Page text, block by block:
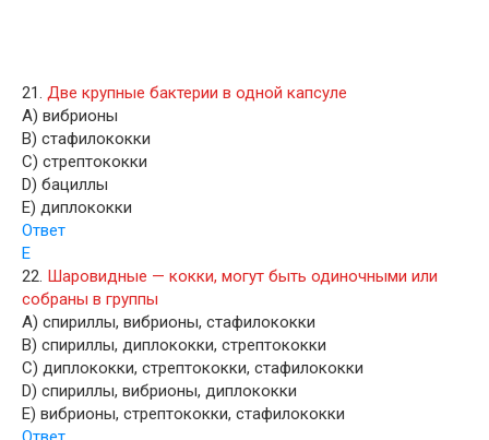
21. Две крупные бактерии в одной капсуле
A) вибрионы
B) стафилококки
C) стрептококки
D) бациллы
E) диплококки
Ответ
E
22. Шаровидные — кокки, могут быть одиночными или
собраны в группы
A) спириллы, вибрионы, стафилококки
B) спириллы, диплококки, стрептококки
C) диплококки, стрептококки, стафилококки
D) спириллы, вибрионы, диплококки
E) вибрионы, стрептококки, стафилококки